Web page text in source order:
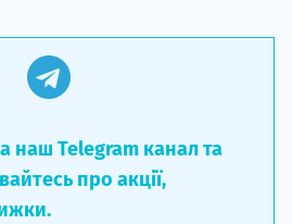
наш Telegram канал та
про акції,